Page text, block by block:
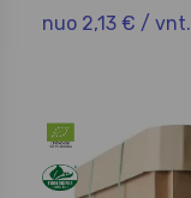
nuo 2,13 € / vnt.